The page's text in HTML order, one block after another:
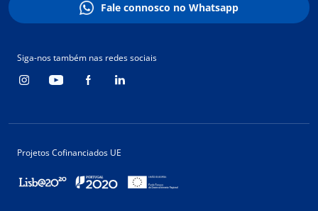
Fale connosco no Whatsapp
Siga-nos também nas redes sociais
Projetos Cofinanciados UE